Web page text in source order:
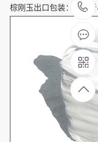
棕刚玉出口包装：25公